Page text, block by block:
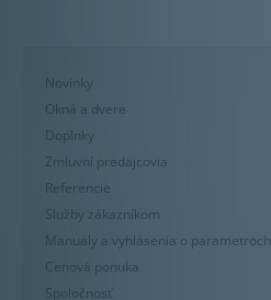
Novinky
Okná a dvere
Doplnky
Zmluvní predajcovia
Referencie
Služby zákazníkom
Manuály a vyhlásenia o parametroch
Cenová ponuka
Spoločnosť